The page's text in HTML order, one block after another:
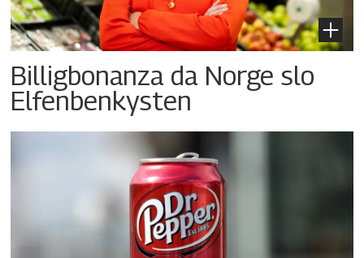
Billigbonanza da Norge slo
Elfenbenkysten